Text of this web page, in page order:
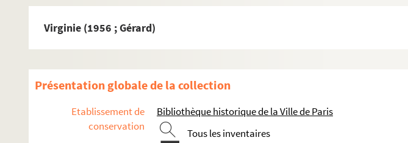
Virginie (1956 ; Gérard)
Présentation globale de la collection
Etablissement de
conservation
Bibliothèque historique de la Ville de Paris
Tous les inventaires
Le chevalier à la rose (1952)
La vie que je t'ai donnée (1954 ; Régy)
Le héros et le soldat (1954 ; Dupuy)
Le portrait de Don Philippe (1954 ; Le Poulain)